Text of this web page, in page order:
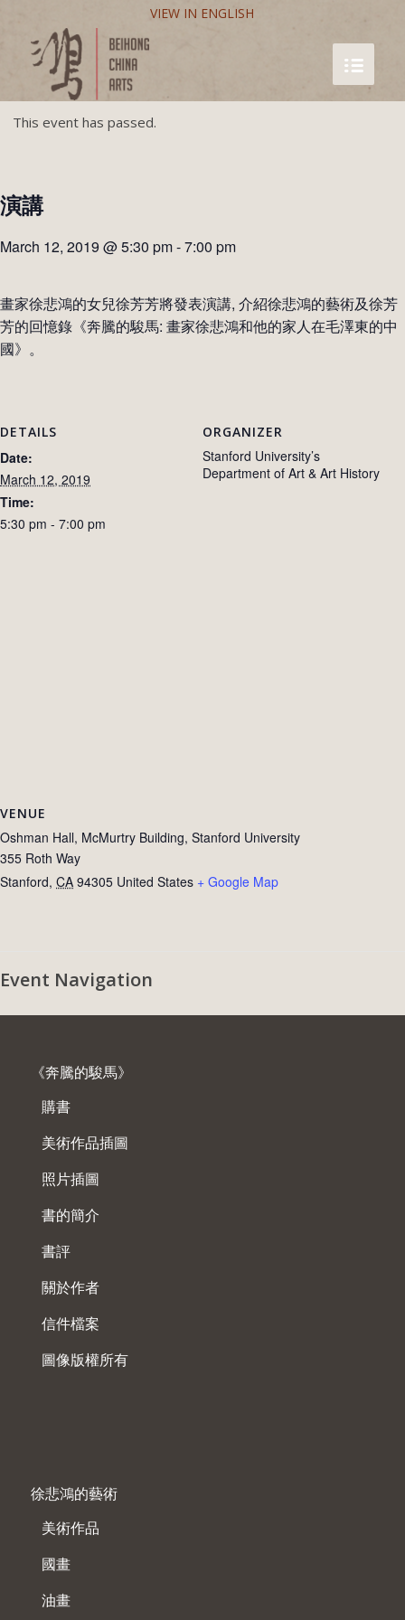
VIEW IN ENGLISH
This event has passed.
演講
March 12, 2019 @ 5:30 pm-7:00 pm
畫家徐悲鴻的女兒徐芳芳將發表演講, 介紹徐悲鴻的藝術及徐芳
芳的回憶錄《奔騰的駿馬: 畫家徐悲鴻和他的家人在毛澤東的中
國》。
DETAILS
Date:
March 12, 2019
Time:
5:30 pm - 7:00 pm
ORGANIZER
Stanford University’s
Department of Art & Art History
VENUE
Oshman Hall, McMurtry Building, Stanford University
355 Roth Way
Stanford, CA 94305 United States + Google Map
Event Navigation
《奔騰的駿馬》
購書
美術作品插圖
照片插圖
書的簡介
書評
關於作者
信件檔案
圖像版權所有
徐悲鴻的藝術
美術作品
國畫
油畫